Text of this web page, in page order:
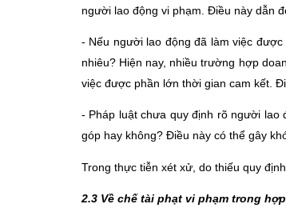
người lao động vi phạm. Điều này dẫn
- Nếu người lao động đã làm việc
nhiêu? Hiện nay, nhiều trường hợp
việc được phần lớn thời gian cam kết.
- Pháp luật chưa quy định rõ người lao
góp hay không? Điều này có thể gây
Trong thực tiễn xét xử, do thiếu quy
2.3 Về chế tài phạt vi phạm trong